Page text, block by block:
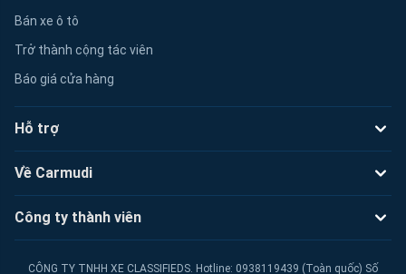
Bán xe ô tô
Trở thành cộng tác viên
Báo giá cửa hàng
Hỗ trợ
Về Carmudi
Công ty thành viên
CÔNG TY TNHH XE CLASSIFIEDS. Hotline: 0938119439 (Toàn quốc) Số